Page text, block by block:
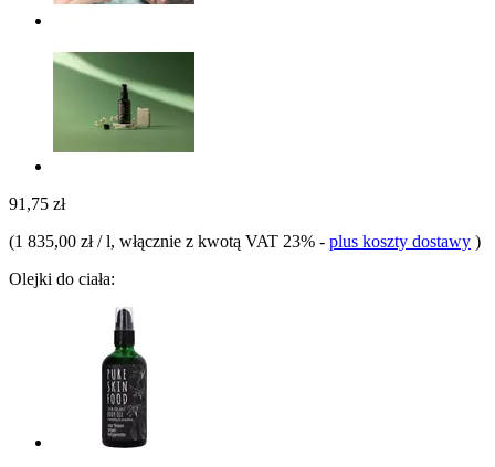
91,75 zł
(1 835,00 zł / l, włącznie z kwotą VAT 23% - plus koszty dostawy )
Olejki do ciała: